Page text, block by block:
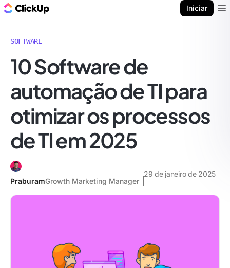
Iniciar
SOFTWARE
10 Software de
automação de TI para
otimizar os processos
de TI em 2025
PraburamGrowth Marketing Manager
29 de janeiro de 2025